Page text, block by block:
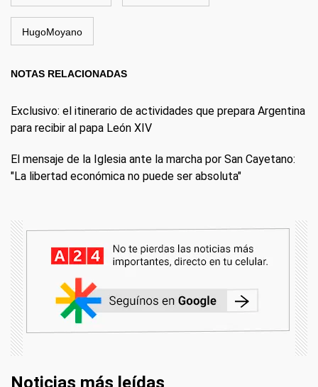
HugoMoyano
NOTAS RELACIONADAS
Exclusivo: el itinerario de actividades que prepara Argentina
para recibir al papa León XIV
El mensaje de la Iglesia ante la marcha por San Cayetano:
"La libertad económica no puede ser absoluta"